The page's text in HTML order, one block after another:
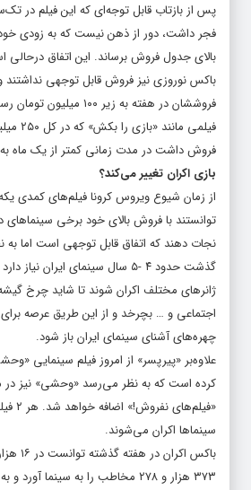
پس از بازتاب قابل توجه‌ای که این فیلم در
فجر داشت، دور از ذهن نیست که به زودی
بالای جدول فروش برساند. این اتفاق
باکس نوروزی نیز فروش قابل توجهی نداشتند
فروششان در هفته به زیر
فیلمی
فروش داشت در مدت زمانی کمتر از یک ماه به
بازی اکران تغییر می‌کند؟
از زمان شیوع ویروس کرونا فیلم‌های کمدی
توانستند با فروش بالای خود برخی سینماهای
نجات دهند که اتفاق قابل توجهی است اما
گذشت حدود ۴ -۵ سال سینمای ایران
ژانرهای مختلف اکران شوند تا شاید چرخ
اجتماعی و … بچرخد و از این طریق عرصه برای
چهره‌های آشنای سینمای ایران باز شود.
علاوه‌بر «پیرپسر» از امروز فیلم سینمایی
کرده است که به نظر می‌رسد «وحشی» نیز در
سینماها اکران می‌شوند.
۳۷۳ هزار و ۲۷۸ مخاطب را به سینما